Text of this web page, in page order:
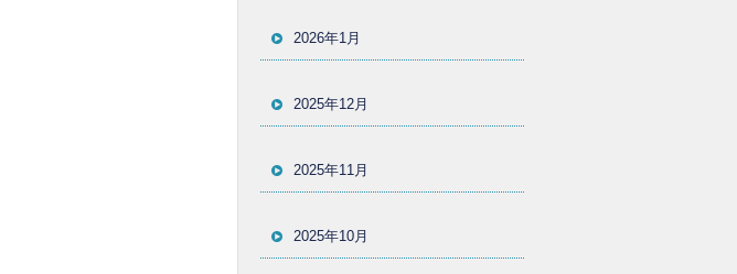
2026年1月
2025年12月
2025年11月
2025年10月